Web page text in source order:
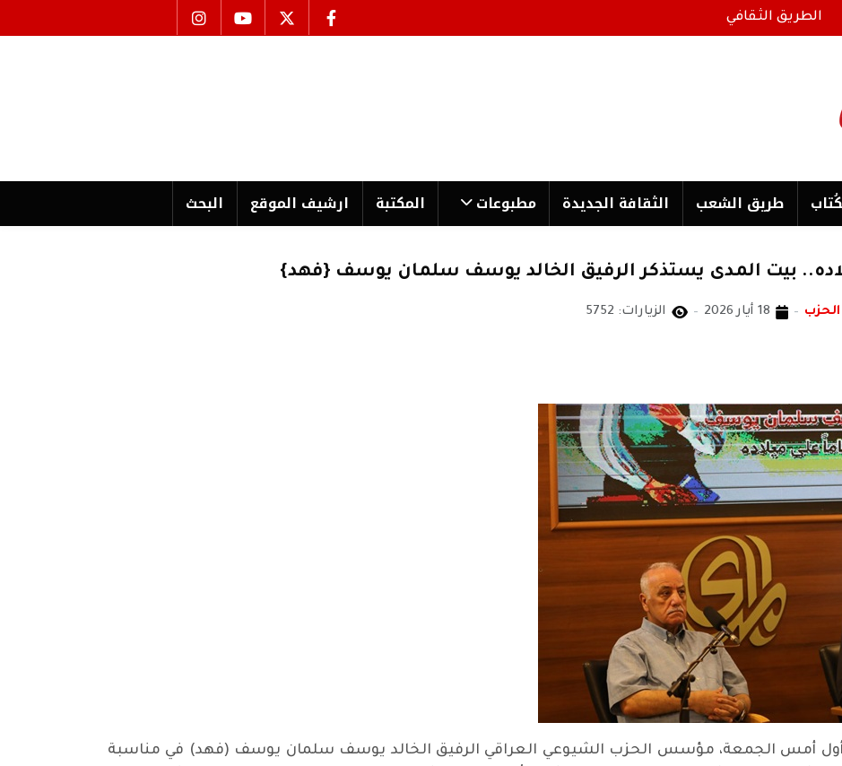
الطريق الثقافي
طریق الشعب الثقافة الجدیدة مطبوعات المكتبة ارشیف الموقع البحث
18 أيار 2026 الزيارات: 5752
أول أمس الجمعة، مؤسس الحزب الشيوعي العراقي الرفيق الخالد يوسف سلمان يوسف (فهد) في مناسبة